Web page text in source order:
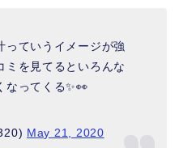
っていうイメージが強
ミを見てるといろんな
なってくる✨👀
May 21, 2020